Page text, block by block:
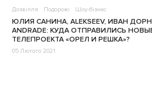
Дозвілля Подорожі Шоу-бізнес
ЮЛИЯ САНИНА, ALEKSEEV, ИВАН
ANDRADE: КУДА ОТПРАВИЛИСЬ
ТЕЛЕПРОЕКТА «ОРЕЛ И РЕШКА»?
05 Лютого 2021